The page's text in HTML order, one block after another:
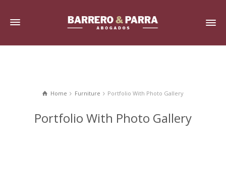
Home Furniture Portfolio With Photo Gallery
Portfolio With Photo Gallery